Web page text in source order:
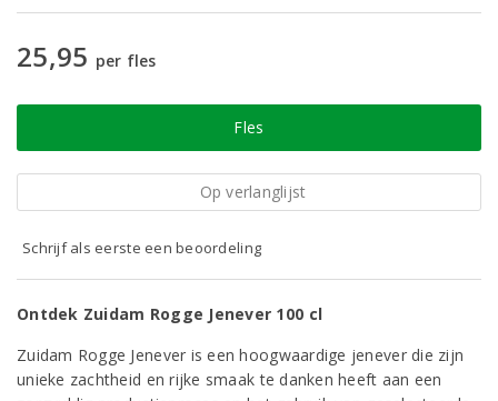
25,95 per fles
Fles
Op verlanglijst
Schrijf als eerste een beoordeling
Ontdek Zuidam Rogge Jenever 100 cl
Zuidam Rogge Jenever is een hoogwaardige jenever die zijn
unieke zachtheid en rijke smaak te danken heeft aan een